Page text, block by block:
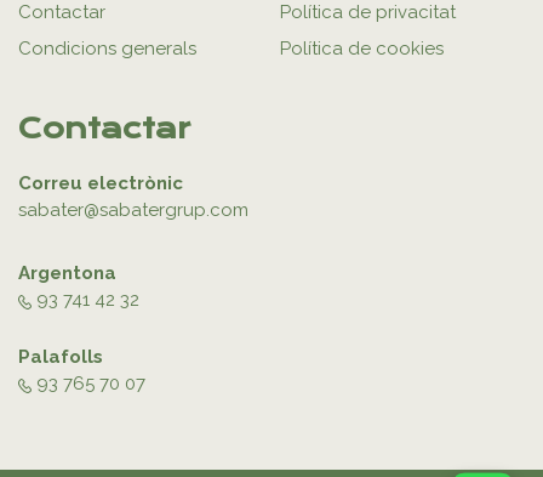
Contactar
Condicions generals
Política de privacitat
Política de cookies
Contactar
Correu electrònic
sabater@sabatergrup.com
Argentona
93 741 42 32
Palafolls
93 765 70 07